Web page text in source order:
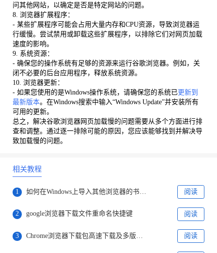
问其他网站，以确定是否是特定网站的问题。
8. 浏览器扩展程序：
- 某些扩展程序可能会占用大量内存和CPU资源，导致浏览器运
行缓慢。尝试禁用或卸载这些扩展程序，以排除它们对网页加载
速度的影响。
9. 系统资源：
- 确保您的操作系统有足够的资源来运行谷歌浏览器。例如，关
闭不必要的后台应用程序，释放系统资源。
10. 浏览器更新：
- 如果您使用的是Windows操作系统，请确保您的系统已 更新到
最新版本。在Windows搜索中输入“Windows Update”并安装所有
可用的更新。
总之，解决谷歌浏览器网页加载慢的问题需要从多个方面进行排
查和调整。通过逐一排除可能的原因，您应该能够找到并解决导
致加载慢的问题。
相关教程
1 阅读
2 google浏览器下载文件重命名快捷键 阅读
3 阅读